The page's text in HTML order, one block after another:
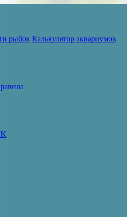
рыбок Калькулятор аквариумов